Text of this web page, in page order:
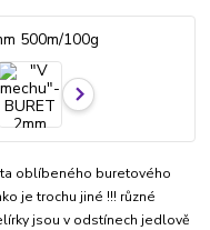
oblíbeného buretového
je trochu jiné !!! různé
jsou v odstínech jedlově